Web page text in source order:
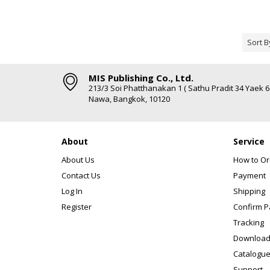
Sort
MIS Publishing Co., Ltd.
213/3 Soi Phatthanakan 1 ( Sathu Pradit 34 Yaek
Nawa, Bangkok, 10120
About
About Us
Contact Us
Log In
Register
Service
How to
Payment
Shipping
Confirm
Tracking